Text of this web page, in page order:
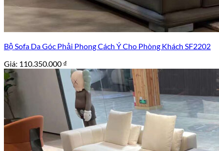
Bộ Sofa Da Góc Phải Phong Cách Ý Cho Phòng Khách SF2202
Giá: 110.350.000 ₫